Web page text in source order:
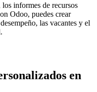
informes de recursos
Odoo, puedes crear
las vacantes y el
en